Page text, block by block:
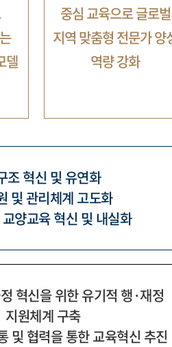
델
중심 교육으로글로벌
지역 맞춤형 전문가 양
역량 강화
조 혁신 및 유연화
및 관리체계 고도화
양교육 혁신 및 내실화
혁신을 위한 유기적 행·재정
지원체계 구축
및 협력을 통한 교육혁신 추진